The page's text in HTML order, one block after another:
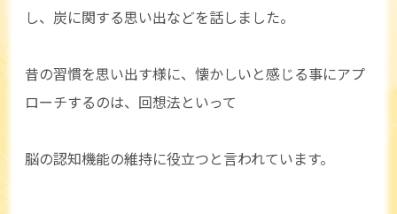
し、炭に関する思い出などを話しました。
昔の習慣を思い出す様に、懐かしいと感じる事にアプ
ローチするのは、回想法といって
脳の認知機能の維持に役立つと言われています。